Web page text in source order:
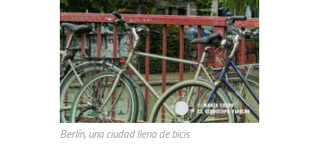
Berlín, una ciudad llena de bicis